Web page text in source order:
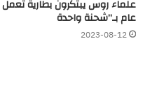
عام بـ”شحنة واحدة
2023-08-12